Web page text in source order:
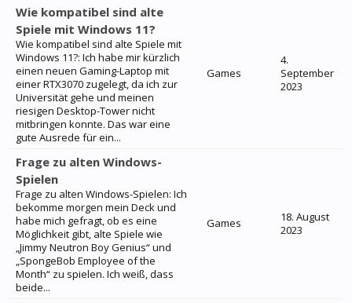
Wie kompatibel sind alte
Spiele mit Windows 11?
Wie kompatibel sind alte Spiele mit
Windows 11?: Ich habe mir kürzlich
einen neuen Gaming-Laptop mit
einer RTX3070 zugelegt, da ich zur
Universität gehe und meinen
riesigen Desktop-Tower nicht
mitbringen konnte. Das war eine
gute Ausrede für ein...
Games
4.
September
2023
Frage zu alten Windows-
Spielen
Frage zu alten Windows-Spielen: Ich
bekomme morgen mein Deck und
habe mich gefragt, ob es eine
Möglichkeit gibt, alte Spiele wie
„Jimmy Neutron Boy Genius“ und
„SpongeBob Employee of the
Month“ zu spielen. Ich weiß, dass
beide...
Games
18. August
2023